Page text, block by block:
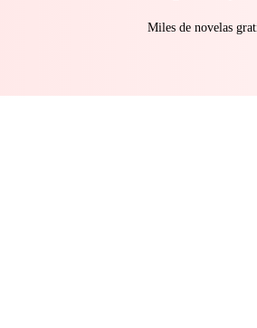
Miles de novelas